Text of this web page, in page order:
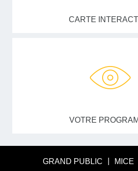
CARTE
VOTRE
GRAND PUBLIC MICE